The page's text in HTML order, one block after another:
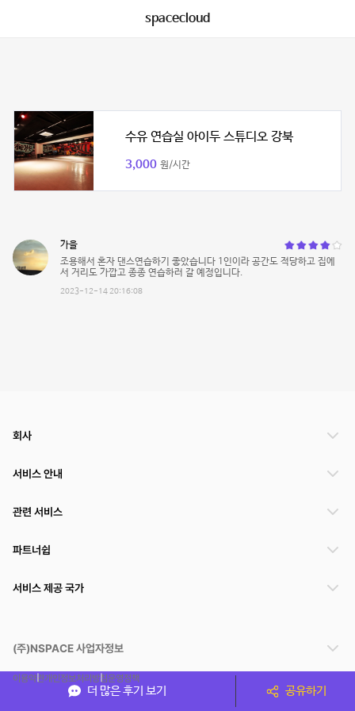
spacecloud
수유 연습실 아이두 스튜디오 강북
3,000 원/시간
가을
조용해서 혼자 댄스연습하기 좋았습니다 1인이라 공간도 적당하고 집에
서 거리도 가깝고 종종 연습하러 갈 예정입니다.
2023-12-14 20:16:08
더 많은 후기 보기 공유하기
회사
서비스 안내
관련 서비스
파트너쉽
서비스 제공 국가
(주)NSPACE 사업자정보
이용약관개인정보처리방침운영정책
스페이스클라우드는 통신판매중개자이며 통신판매의 당사자가 아닙니다. 따라서 스페이스클